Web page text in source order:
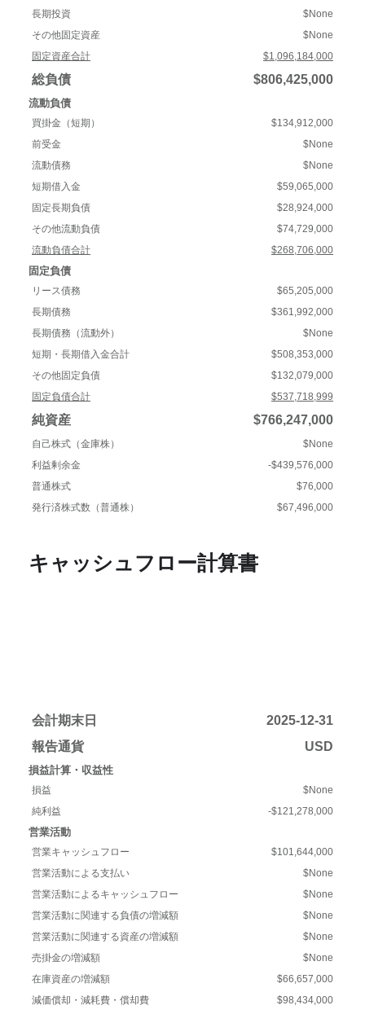
長期投資
$None
その他固定資産
$None
固定資産合計
$1,096,184,000
総負債 $806,425,000
流動負債
買掛金（短期）
$134,912,000
前受金
$None
流動債務
$None
短期借入金
$59,065,000
固定長期負債
$28,924,000
その他流動負債
$74,729,000
流動負債合計
$268,706,000
固定負債
リース債務
$65,205,000
長期債務
$361,992,000
長期債務（流動外）
$None
短期・長期借入金合計
$508,353,000
その他固定負債
$132,079,000
固定負債合計
$537,718,999
純資産 $766,247,000
自己株式（金庫株）
$None
利益剰余金
-$439,576,000
普通株式
$76,000
発行済株式数（普通株）
$67,496,000
キャッシュフロー計算書
会計期末日
2025-12-31
報告通貨
USD
損益計算・収益性
損益
$None
純利益
-$121,278,000
営業活動
営業キャッシュフロー
$101,644,000
営業活動による支払い
$None
営業活動によるキャッシュフロー
$None
営業活動に関連する負債の増減額
$None
営業活動に関連する資産の増減額
$None
売掛金の増減額
$None
在庫資産の増減額
$66,657,000
減価償却・減耗費・償却費
$98,434,000